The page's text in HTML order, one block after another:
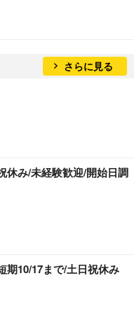
さらに見る
休み/未経験歓迎/開始日調
期10/17まで/土日祝休み